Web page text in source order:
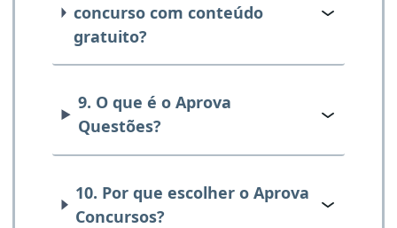
concurso com conteúdo
gratuito?
9. O que é o Aprova
Questões?
10. Por que escolher o Aprova
Concursos?